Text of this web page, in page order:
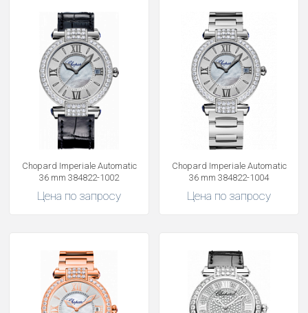
Chopard Imperiale Automatic
36 mm 384822-1002
Цена по запросу
Chopard Imperiale Automatic
36 mm 384822-1004
Цена по запросу